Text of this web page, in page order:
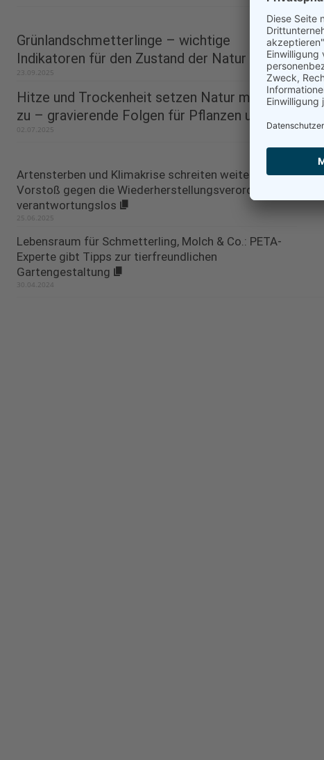
Grünlandschmetterlinge – wichtige
Indikatoren für den Zustand der Natur
23.09.2025
Hitze und Trockenheit setzen Natur massiv
zu – gravierende Folgen für Pflanzen und...
02.07.2025
Artensterben und Klimakrise schreiten weiter voran –
Vorstoß gegen die Wiederherstellungsverordnung
verantwortungslos
25.06.2025
Lebensraum für Schmetterling, Molch & Co.: PETA-
Experte gibt Tipps zur tierfreundlichen
Gartengestaltung
30.04.2024